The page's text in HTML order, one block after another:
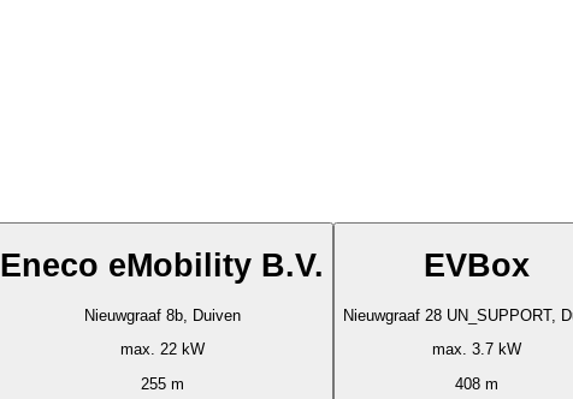
Eneco eMobility B.V.
Nieuwgraaf 8b, Duiven
max. 22 kW
255 m
EVBox
Nieuwgraaf 28 UN_SUPPORT,
max. 3.7 kW
408 m